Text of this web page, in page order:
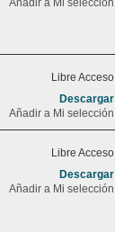
Añadir a Mi selección
Libre Acceso
Descargar
Añadir a Mi selección
Libre Acceso
Descargar
Añadir a Mi selección